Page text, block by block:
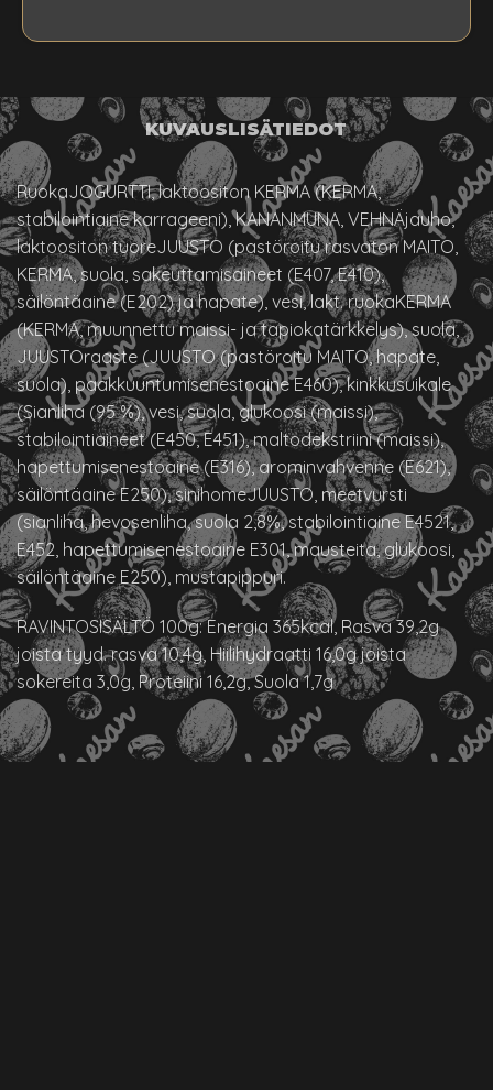
KUVAUSLISÄTIEDOT
RuokaJOGURTTI, laktoositon KERMA (KERMA,
stabilointiaine karrageeni), KANANMUNA, VEHNÄjauho,
laktoositon tuoreJUUSTO (pastöroitu rasvaton MAITO,
KERMA, suola, sakeuttamisaineet (E407, E410),
säilöntäaine (E202) ja hapate), vesi, lakt. ruokaKERMA
(KERMA, muunnettu maissi- ja tapiokatärkkelys), suola,
JUUSTOraaste (JUUSTO (pastöroitu MAITO, hapate,
suola), paakkuuntumisenestoaine E460), kinkkusuikale
(Sianliha (95 %), vesi, suola, glukoosi (maissi),
stabilointiaineet (E450, E451), maltodekstriini (maissi),
hapettumisenestoaine (E316), arominvahvenne (E621),
säilöntäaine E250), sinihomeJUUSTO, meetvursti
(sianliha, hevosenliha, suola 2,8%, stabilointiaine E4521,
E452, hapettumisenestoaine E301, mausteita, glukoosi,
säilöntäaine E250), mustapippuri.
RAVINTOSISÄLTÖ 100g: Energia 365kcal, Rasva 39,2g
joista tyyd. rasva 10,4g, Hiilihydraatti 16,0g joista
sokereita 3,0g, Proteiini 16,2g, Suola 1,7g